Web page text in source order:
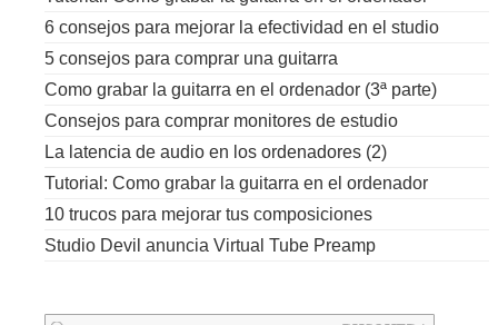
6 consejos para mejorar la efectividad en el studio
5 consejos para comprar una guitarra
Como grabar la guitarra en el ordenador (3ª parte)
Consejos para comprar monitores de estudio
La latencia de audio en los ordenadores (2)
Tutorial: Como grabar la guitarra en el ordenador
10 trucos para mejorar tus composiciones
Studio Devil anuncia Virtual Tube Preamp